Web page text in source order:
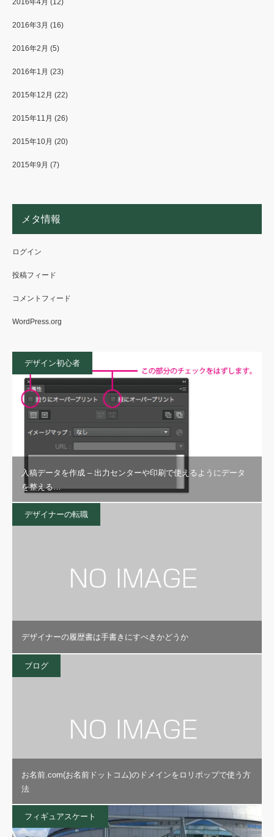
2016年4月 (12)
2016年3月 (16)
2016年2月 (5)
2016年1月 (23)
2015年12月 (22)
2015年11月 (26)
2015年10月 (20)
2015年9月 (7)
メタ情報
ログイン
投稿フィード
コメントフィード
WordPress.org
デザイン初心者
入稿データを作成 – 出力センターや印刷で使えるようにデータ
を整える…
デザイナーの転職
デザイナーの履歴書は手書きにすべきかどうか
ブログ
お名前.com(お名前ドットコム)のドメインをロリポップで使う方
法
フィギュアスケート